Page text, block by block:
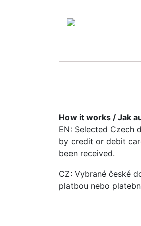
How it works / Jak
EN: Selected Czech
by credit or debit
been received.
CZ: Vybrané české
platbou nebo